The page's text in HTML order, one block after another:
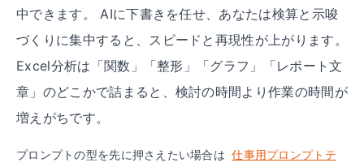
中できます。 AIに下書きを任せ、あなたは検算と示唆
づくりに集中すると、スピードと再現性が上がります。
Excel分析は「関数」「整形」「グラフ」「レポート文
章」のどこかで詰まると、検討の時間より作業の時間が
増えがちです。
プロンプトの型を先に押さえたい場合は 仕事用プロンプトテ